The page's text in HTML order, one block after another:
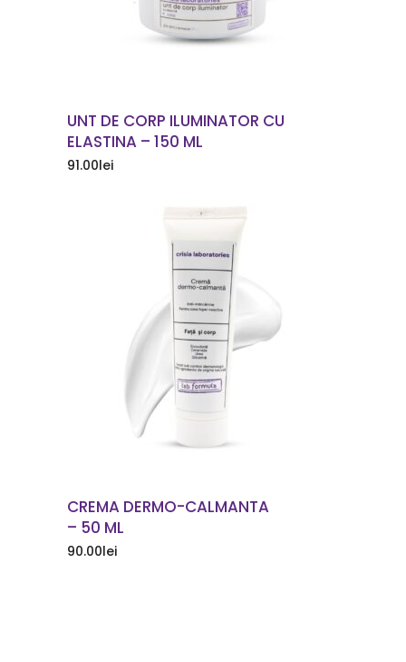
UNT DE CORP ILUMINATOR CU
ELASTINA – 150 ML
91.00lei
COMANDA ACUM
CREMA DERMO-CALMANTA
– 50 ML
90.00lei